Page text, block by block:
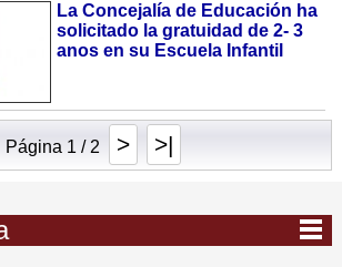
La Concejalía de Educación ha
solicitado la gratuidad de 2- 3
anos en su Escuela Infantil
Página 1 / 2 > >|